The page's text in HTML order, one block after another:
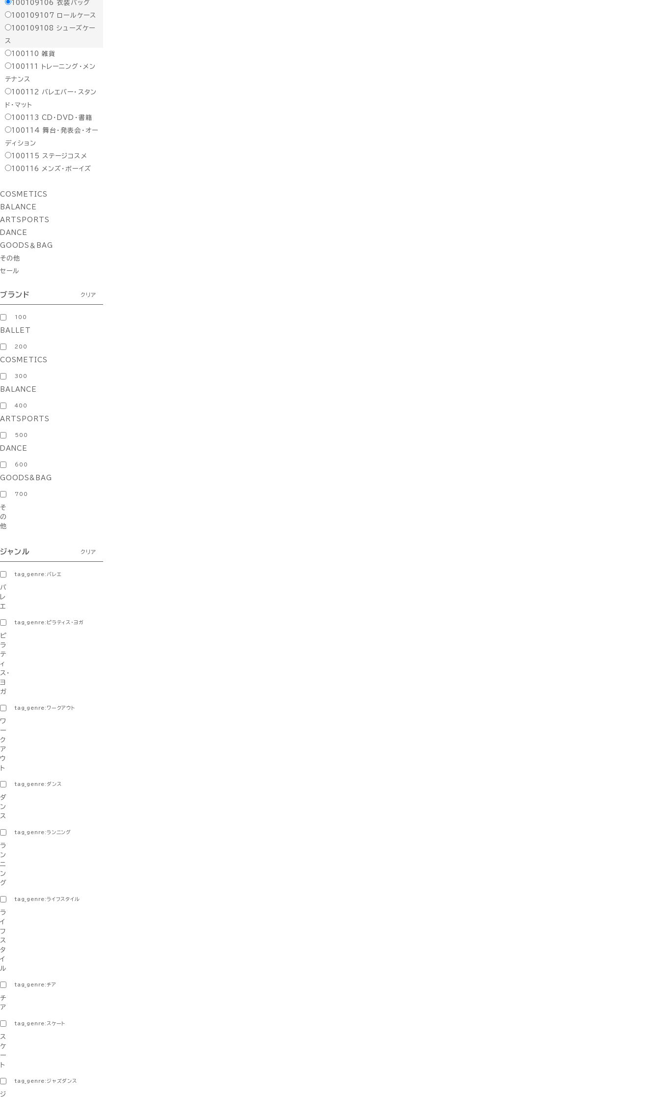
100109106
衣装バッグ
100109107
ロールケース
100109108 シューズケー
ス
100110 雑貨
100111
トレーニング・メン
テナンス
100112
バレエバー・スタン
ド・マット
100113 CD・DVD・書籍
100114 舞台・発表会・オー
ディション
100115
ステージコスメ
100116
メンズ・ボーイズ
COSMETICS
BALANCE
ARTSPORTS
DANCE
GOODS＆BAG
その他
セール
ブランド クリア
100
BALLET
200
COSMETICS
300
BALANCE
400
ARTSPORTS
500
DANCE
600
GOODS&BAG
700
そ
の
他
ジャンル クリア
tag_genre:バレエ
バ
レ
エ
tag_genre:ピラティス・ヨガ
ピ
ラ
テ
ィ
ス・
ヨ
ガ
tag_genre:ワークアウト
ワ
ー
ク
ア
ウ
ト
tag_genre:ダンス
ダ
ン
ス
tag_genre:ランニング
ラ
ン
ニ
ン
グ
tag_genre:ライフスタイル
ラ
イ
フ
ス
タ
イ
ル
tag_genre:チア
チ
ア
tag_genre:スケート
ス
ケ
ー
ト
tag_genre:ジャズダンス
ジ